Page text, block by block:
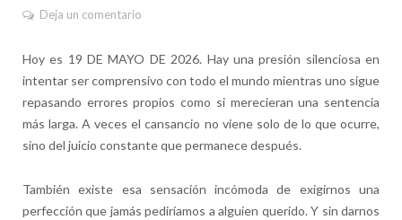
Deja un comentario
Hoy es 19 DE MAYO DE 2026. Hay una presión silenciosa en
intentar ser comprensivo con todo el mundo mientras uno sigue
repasando errores propios como si merecieran una sentencia
más larga. A veces el cansancio no viene solo de lo que ocurre,
sino del juicio constante que permanece después.
También existe esa sensación incómoda de exigirnos una
perfección que jamás pediríamos a alguien querido. Y sin darnos